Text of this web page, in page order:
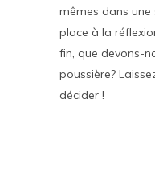
mêmes dans une
place à la
fin, que devons-
poussière?
décider !